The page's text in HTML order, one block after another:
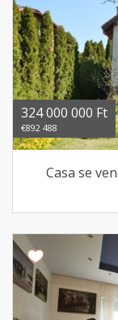
324 000 000 Ft
€892 488
Casa se